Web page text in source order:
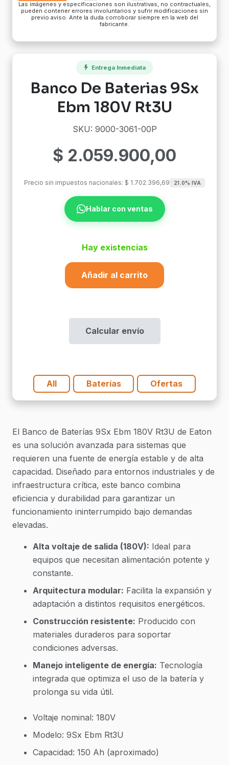
Las imágenes y especificaciones son ilustrativas, no contractuales,
pueden contener errores involuntarios y sufrir modificaciones sin
previo aviso. Ante la duda corroborar siempre en la web del
fabricante.
Entrega Inmediata
Banco De Baterias 9Sx
Ebm 180V Rt3U
SKU: 9000-3061-00P
$ 2.059.900,00
Precio sin impuestos nacionales: $ 1.702.396,69 21.0% IVA
Hablar con ventas
Hay existencias
Banco
9Sx
cantidad
Añadir al carrito
Calcular envío
All Baterías Ofertas
El Banco de Baterías 9Sx Ebm 180V Rt3U de Eaton
es una solución avanzada para sistemas que
requieren una fuente de energía estable y de alta
capacidad. Diseñado para entornos industriales y de
infraestructura crítica, este banco combina
eficiencia y durabilidad para garantizar un
funcionamiento ininterrumpido bajo demandas
elevadas.
Alta voltaje de salida (180V): Ideal para
equipos que necesitan alimentación potente y
constante.
Arquitectura modular: Facilita la expansión y
adaptación a distintos requisitos energéticos.
Construcción resistente: Producido con
materiales duraderos para soportar
condiciones adversas.
Manejo inteligente de energía: Tecnología
integrada que optimiza el uso de la batería y
prolonga su vida útil.
Voltaje nominal: 180V
Modelo: 9Sx Ebm Rt3U
Capacidad: 150 Ah (aproximado)